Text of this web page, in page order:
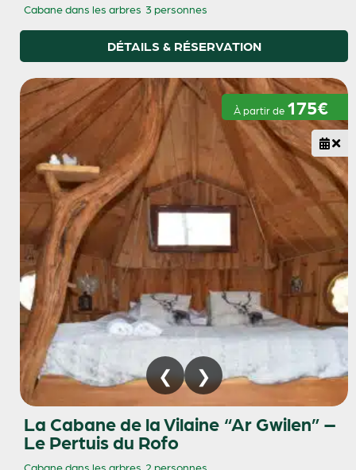
Cabane dans les arbres 3 personnes
DÉTAILS & RÉSERVATION
À partir de 175€
La Cabane de la Vilaine “Ar Gwilen” –
Le Pertuis du Rofo
Cabane dans les arbres 2 personnes